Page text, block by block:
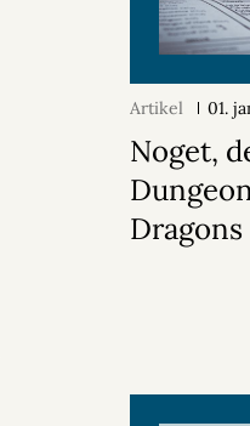
Artikel 01.
Noget,
Dragons